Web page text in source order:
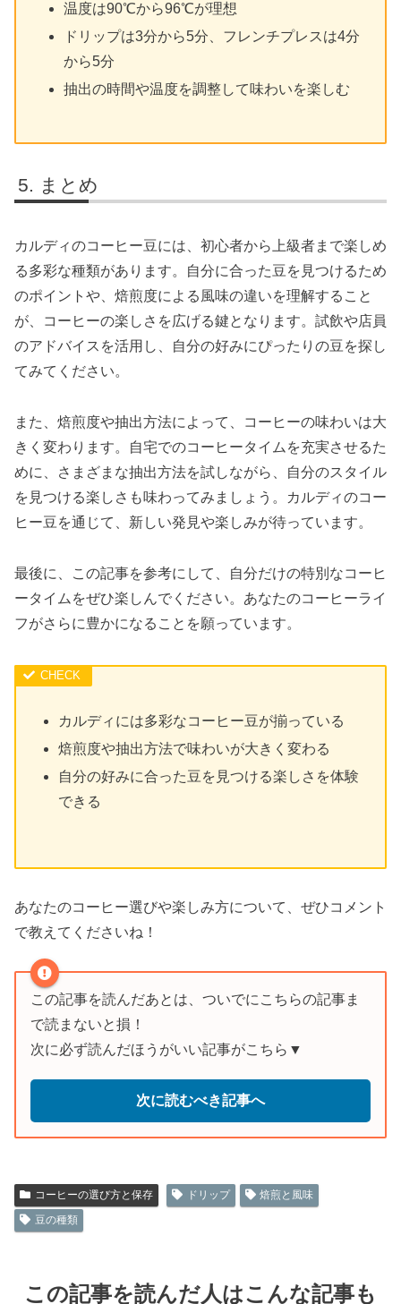
温度は90℃から96℃が理想
ドリップは3分から5分、フレンチプレスは4分
から5分
抽出の時間や温度を調整して味わいを楽しむ
まとめ
カルディのコーヒー豆には、初心者から上級者まで楽しめ
る多彩な種類があります。自分に合った豆を見つけるため
のポイントや、焙煎度による風味の違いを理解すること
が、コーヒーの楽しさを広げる鍵となります。試飲や店員
のアドバイスを活用し、自分の好みにぴったりの豆を探し
てみてください。
また、焙煎度や抽出方法によって、コーヒーの味わいは大
きく変わります。自宅でのコーヒータイムを充実させるた
めに、さまざまな抽出方法を試しながら、自分のスタイル
を見つける楽しさも味わってみましょう。カルディのコー
ヒー豆を通じて、新しい発見や楽しみが待っています。
最後に、この記事を参考にして、自分だけの特別なコーヒ
ータイムをぜひ楽しんでください。あなたのコーヒーライ
フがさらに豊かになることを願っています。
カルディには多彩なコーヒー豆が揃っている
焙煎度や抽出方法で味わいが大きく変わる
自分の好みに合った豆を見つける楽しさを体験
できる
あなたのコーヒー選びや楽しみ方について、ぜひコメント
で教えてくださいね！
この記事を読んだあとは、ついでにこちらの記事ま
で読まないと損！
次に必ず読んだほうがいい記事がこちら▼
次に読むべき記事へ
コーヒーの選び方と保存 ドリップ
焙煎と風味
豆の種類
この記事を読んだ人はこんな記事も